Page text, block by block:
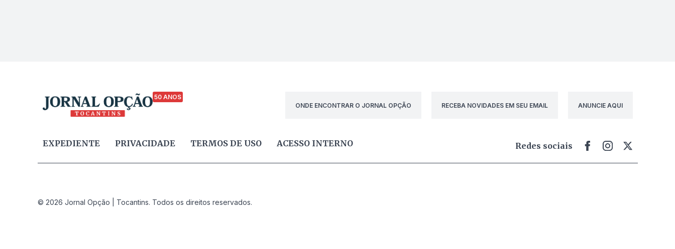
50 ANOS
ONDE ENCONTRAR O JORNAL OPÇÃO
RECEBA NOVIDADES EM SEU EMAIL ANUNCIE AQUI
EXPEDIENTE PRIVACIDADE TERMOS DE USO ACESSO INTERNO Redes sociais
© 2026 Jornal Opção | Tocantins. Todos os direitos reservados.